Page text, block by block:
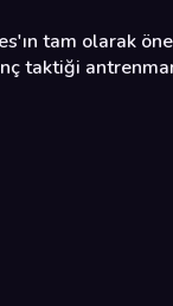
tam olarak öne
taktiği